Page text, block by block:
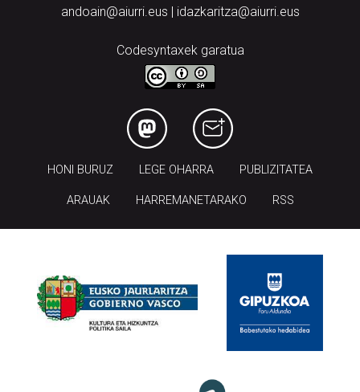
andoain@aiurri.eus | idazkaritza@aiurri.eus
Codesyntaxek garatua
HONI BURUZ LEGE OHARRA PUBLIZITATEA
ARAUAK HARREMANETARAKO RSS